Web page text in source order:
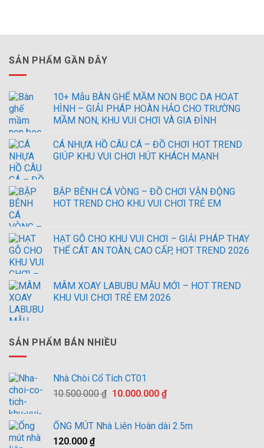
SẢN PHẨM GẦN ĐÂY
10+ Mẫu BÀN GHẾ MẦM NON BỌC DA HOẠT
HÌNH – GIẢI PHÁP HOÀN HẢO CHO TRƯỜNG
MẦM NON, KHU VUI CHƠI VÀ GIA ĐÌNH
CÁ NHỰA HỒ CÂU CÁ – ĐỒ CHƠI HOT TREND
GIÚP KHU VUI CHƠI HÚT KHÁCH MẠNH
BẬP BÊNH CÁ VÒNG – ĐỒ CHƠI VẬN ĐỘNG
HOT TREND CHO KHU VUI CHƠI TRẺ EM
HẠT GỖ CHO KHU VUI CHƠI – GIẢI PHÁP THAY
THẾ CÁT AN TOÀN, CAO CẤP, HOT TREND 2026
MÂM XOAY LABUBU MẪU MỚI – HOT TREND
KHU VUI CHƠI TRẺ EM 2026
SẢN PHẨM BÁN NHIỀU
Nhà Chòi Cổ Tích CT01
10.500.000₫ Giá
10.500.000 ₫.
10.000.000 ₫Giá
là:
ỐNG MÚT Nhà Liên Hoàn dài 2.5m
120.000 ₫